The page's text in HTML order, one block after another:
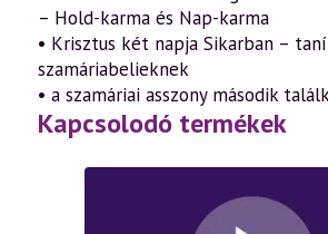
– Hold-karma és Nap-karma
• Krisztus két napja Sikarban –
szamáriabelieknek
• a szamáriai asszony második
Kapcsolodó termékek